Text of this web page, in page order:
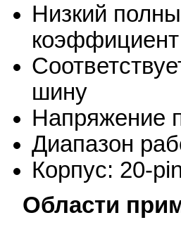
Низкий
коэффициент
шину
Напряжение
Диапазон
Корпус: 20-
Области